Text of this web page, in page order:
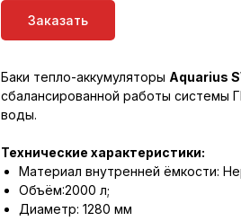
Заказать
Баки тепло-аккумуляторы Aquarius
сбалансированной работы системы
воды.
Технические характеристики:
Материал внутренней ёмкости:
Объём:2000 л;
Диаметр: 1280 мм